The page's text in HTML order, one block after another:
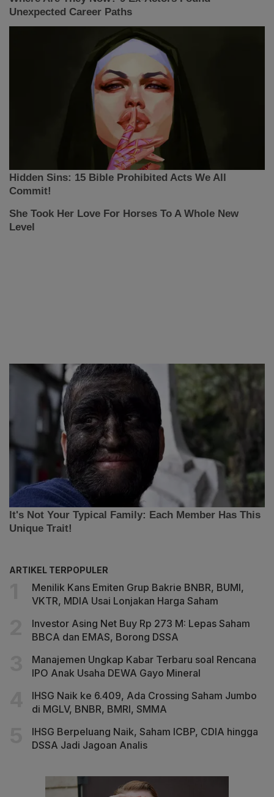
ARTIKEL TERPOPULER
Menilik Kans Emiten Grup Bakrie BNBR, BUMI,
VKTR, MDIA Usai Lonjakan Harga Saham
Investor Asing Net Buy Rp 273 M: Lepas Saham
BBCA dan EMAS, Borong DSSA
Manajemen Ungkap Kabar Terbaru soal Rencana
IPO Anak Usaha DEWA Gayo Mineral
IHSG Naik ke 6.409, Ada Crossing Saham Jumbo
di MGLV, BNBR, BMRI, SMMA
IHSG Berpeluang Naik, Saham ICBP, CDIA hingga
DSSA Jadi Jagoan Analis